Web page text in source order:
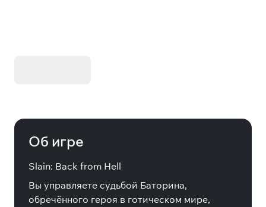
Об игре
Slain: Back from Hell
Вы управляете судьбой Баторина,
обречённого героя в готическом мире,